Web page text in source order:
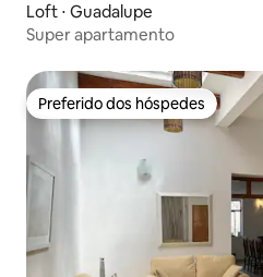
Loft ⋅ Guadalupe
Super apartamento
Preferido dos hóspedes
Preferido dos hóspedes